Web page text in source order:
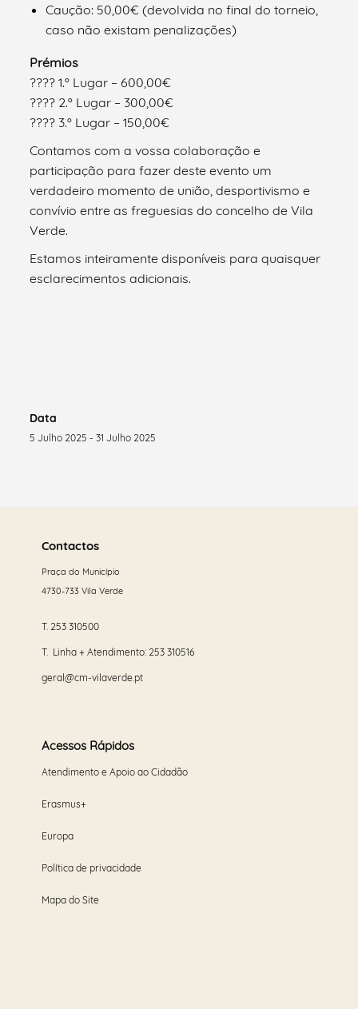
Caução: 50,00€ (devolvida no final do torneio,
caso não existam penalizações)
Prémios
???? 1.º Lugar – 600,00€
???? 2.º Lugar – 300,00€
???? 3.º Lugar – 150,00€
Contamos com a vossa colaboração e
participação para fazer deste evento um
verdadeiro momento de união, desportivismo e
convívio entre as freguesias do concelho de Vila
Verde.
Estamos inteiramente disponíveis para quaisquer
esclarecimentos adicionais.
Data
5 Julho 2025 - 31 Julho 2025
maisContactos
Praça do Município
4730-733 Vila Verde
T. 253 310500
T. Linha + Atendimento: 253 310516
geral@cm-vilaverde.pt
Acessos Rápidos
Atendimento e Apoio ao Cidadão
Erasmus+
Europa
Política de privacidade
Mapa do Site